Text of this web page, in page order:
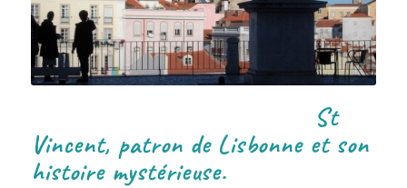
St
Vincent, patron de Lisbonne et son
histoire mystérieuse.